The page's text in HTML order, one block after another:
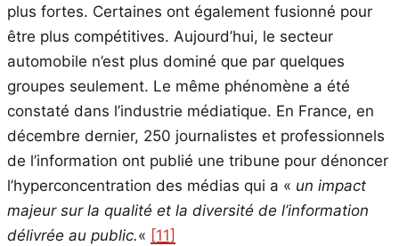
plus fortes. Certaines ont également fusionné pour
être plus compétitives. Aujourd’hui, le secteur
automobile n’est plus dominé que par quelques
groupes seulement. Le même phénomène a été
constaté dans l’industrie médiatique. En France, en
décembre dernier, 250 journalistes et professionnels
de l’information ont publié une tribune pour dénoncer
l’hyperconcentration des médias qui a « un impact
majeur sur la qualité et la diversité de l’information
délivrée au public.« [11]